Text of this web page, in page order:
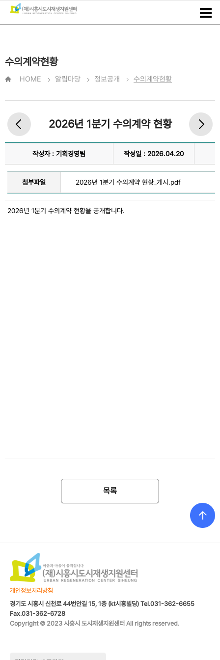
수의계약현황
HOME 알림마당 정보공개 수의계약현황
2026년 1분기 수의계약 현황
작성자 : 기획경영팀 작성일 : 2026.04.20
첨부파일 2026년 1분기 수의계약 현황_게시.pdf
2026년 1분기 수의계약 현황을 공개합니다.
목록
개인정보처리방침
경기도 시흥시 신천로 44번안길 15, 1층 (kt시흥빌딩) Tel.031-362-6655
Fax.031-362-6728
Copyright © 2023 시흥시 도시재생지원센터 All rights reserved.